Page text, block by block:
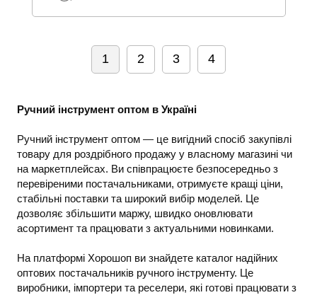
1 2 3 4
Ручний інструмент оптом в Україні
Ручний інструмент оптом — це вигідний спосіб закупівлі
товару для роздрібного продажу у власному магазині чи
на маркетплейсах. Ви співпрацюєте безпосередньо з
перевіреними постачальниками, отримуєте кращі ціни,
стабільні поставки та широкий вибір моделей. Це
дозволяє збільшити маржу, швидко оновлювати
асортимент та працювати з актуальними новинками.
На платформі Хорошоп ви знайдете каталог надійних
оптових постачальників ручного інструменту. Це
виробники, імпортери та реселери, які готові працювати з